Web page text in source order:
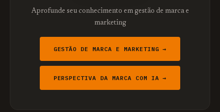
Aprofunde seu conhecimento em gestão de marca e
marketing
GESTÃO DE MARCA E MARKETING →
PERSPECTIVA DA MARCA COM IA →